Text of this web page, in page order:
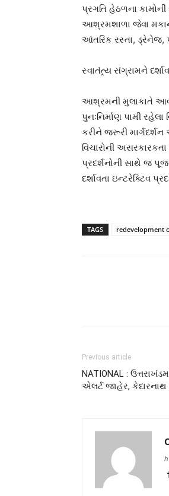
પ્રગતિ હેઠળના
આશ્રમશાળા જેવા
આંતરિક રસ્તા, ડ્રેનેજ,
સ્વાતંત્ર્ય સંગ્રામને
આશ્રમની મુલાકાતે
પુનઃનિર્માણ પામી
કરીને જરૂરી
વિચારોની
પ્રદર્શનોની સાથે જ
દર્શાવતા ઇન્ટરેક્ટિવ
TAGS redevelopment
Previous article
NATIONAL :
એલર્ટ જાહેર, કેદારનાથ